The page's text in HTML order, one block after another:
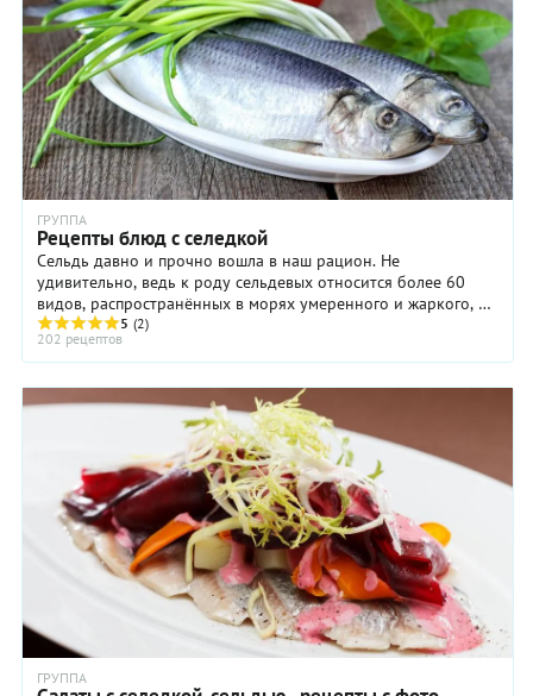
ГРУППА
Рецепты блюд с селедкой
Сельдь давно и прочно вошла в наш рацион. Не
удивительно, ведь к роду сельдевых относится более 60
видов, распространённых в морях умеренного и жаркого, а
5 (2)
202 рецептов
ГРУППА